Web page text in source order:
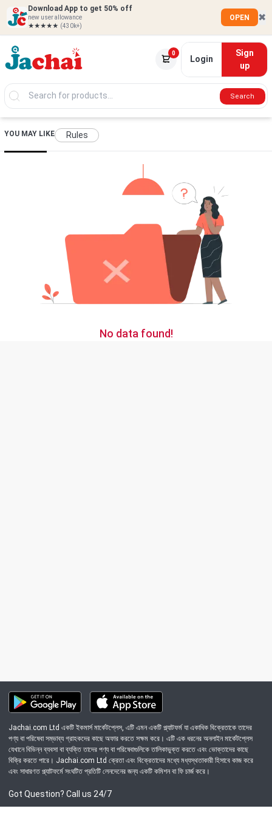
Download App to get 50% off
new user allowance
★★★★★ (430k+)
OPEN ✖
0
Login
Sign
up
Search
YOU MAY LIKE Rules
No data found!
Jachai.com Ltd একটি ইকমার্স মার্কেটপ্লেস, এটি এমন একটি প্ল্যাটফর্ম যা একাধিক বিক্রেতাকে তাদের
পণ্য বা পরিষেবা সম্ভাব্য গ্রাহকদের কাছে অফার করতে সক্ষম করে। এটি এক ধরনের অনলাইন মার্কেটপ্লেস
যেখানে বিভিন্ন ব্যবসা বা ব্যক্তি তাদের পণ্য বা পরিষেবাগুলিকে তালিকাভুক্ত করতে এবং ভোক্তাদের কাছে
বিক্রি করতে পারে। Jachai.com Ltd ক্রেতা এবং বিক্রেতাদের মধ্যে মধ্যস্থতাকারী হিসাবে কাজ করে
এবং সাধারণত প্ল্যাটফর্মে সংঘটিত প্রতিটি লেনদেনের জন্য একটি কমিশন বা ফি চার্জ করে।
Got Question? Call us 24/7